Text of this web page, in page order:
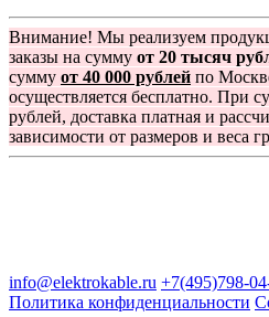
Внимание! Мы реализуем
заказы на сумму от 20 тысяч
сумму от 40 000 рублей по
осуществляется бесплатно. При
рублей, доставка платная и
зависимости от размеров и веса
info@elektrokable.ru +7(495)798-
Политика конфиденциальности